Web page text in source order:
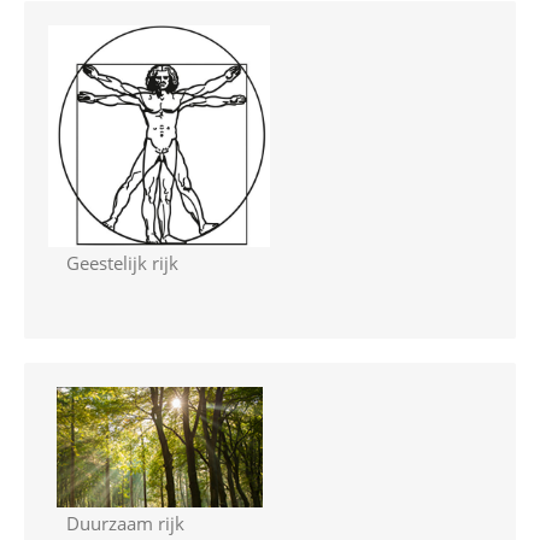
Geestelijk rijk
Duurzaam rijk